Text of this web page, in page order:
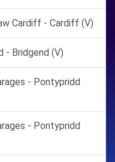
Cardiff - Cardiff (V)
- Bridgend (V)
- Pontypridd
- Pontypridd